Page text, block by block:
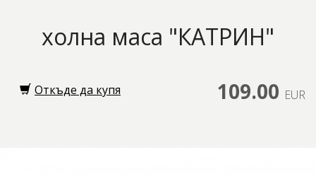
холна маса "КАТРИН"
109.00 EUR
Откъде да купя